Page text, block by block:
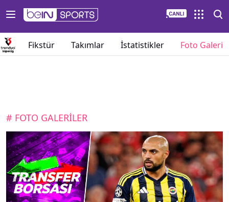
Fikstür Takımlar İstatistikler Foto Galeri
# FOTO GALERİLER